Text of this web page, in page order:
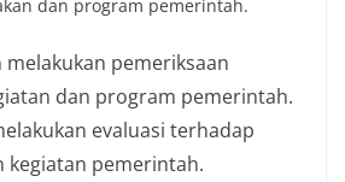
dan program pemerintah.
melakukan pemeriksaan
dan program pemerintah.
evaluasi terhadap
kegiatan pemerintah.